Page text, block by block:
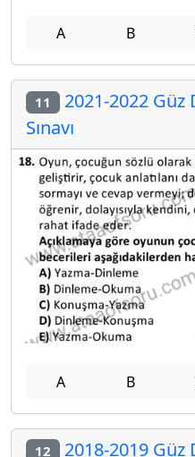
A B
11 2021-2022 Güz
Sınavı
A B
12 2018-2019 Güz